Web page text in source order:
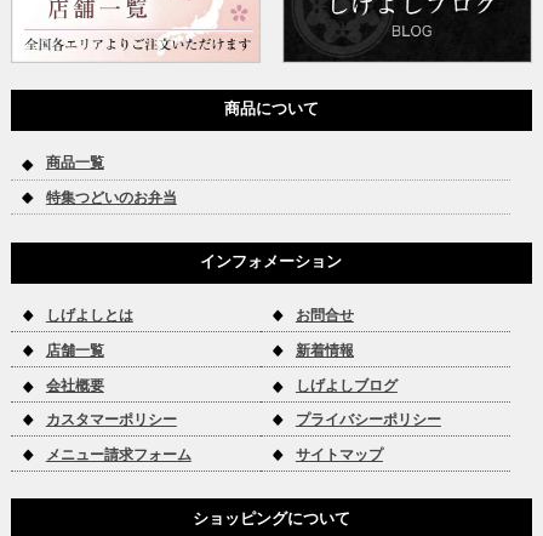
商品について
商品一覧
特集つどいのお弁当
インフォメーション
しげよしとは お問合せ
店舗一覧 新着情報
会社概要 しげよしブログ
カスタマーポリシー プライバシーポリシー
メニュー請求フォーム サイトマップ
ショッピングについて